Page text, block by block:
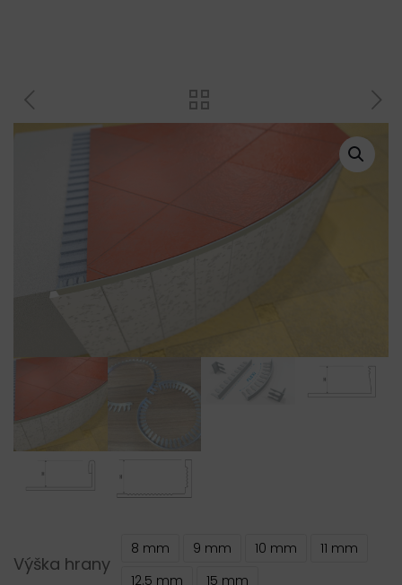
Výška hrany
8 mm 9 mm 10 mm
11 mm
12.5 mm
15 mm